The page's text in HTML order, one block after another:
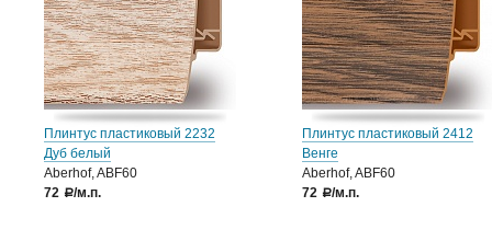
Плинтус пластиковый 2232
Дуб белый
Aberhof, ABF60
72
a/м.п.
Плинтус пластиковый 2412
Венге
Aberhof, ABF60
72
a/м.п.